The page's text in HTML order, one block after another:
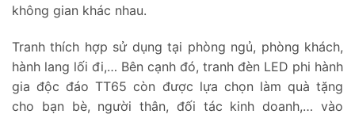
không gian khác nhau.
Tranh thích hợp sử dụng tại phòng ngủ, phòng khách,
hành lang lối đi,… Bên cạnh đó, tranh đèn LED phi hành
gia độc đáo TT65 còn được lựa chọn làm quà tặng
cho bạn bè, người thân, đối tác kinh doanh,… vào